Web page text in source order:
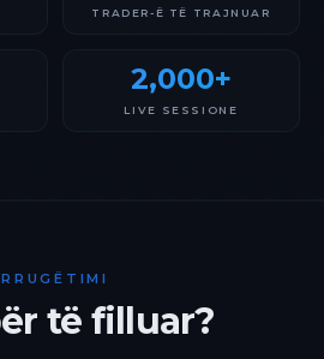
TRADER-Ë TË TRAJNUAR
2,000+
LIVE SESSIONE
RRUGËTIMI
të filluar?